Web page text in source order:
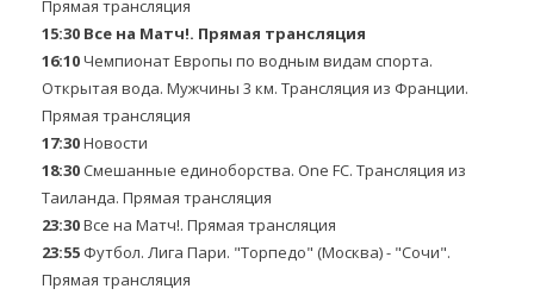
Прямая трансляция
15:30 Все на Матч!. Прямая трансляция
16:10Чемпионат Европы по водным видам спорта.
Открытая вода. Мужчины 3 км. Трансляция из Франции.
Прямая трансляция
17:30Новости
18:30Смешанные единоборства. One FC. Трансляция из
Таиланда. Прямая трансляция
23:30Все на Матч!. Прямая трансляция
23:55 Футбол. Лига Пари. "Торпедо" (Москва) - "Сочи".
Прямая трансляция